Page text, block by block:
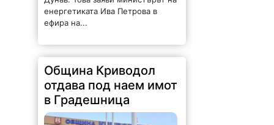
енергетиката Ива Петрова в
ефира на...
Община Криводол
отдава под наем имот
в Градешница